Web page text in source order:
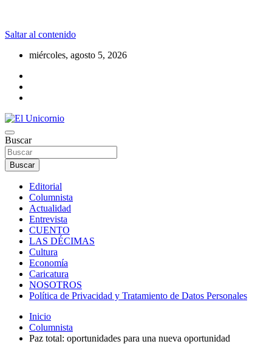
Saltar al contenido
miércoles, agosto 5, 2026
El Unicornio
La realidad supera la fantasía
Buscar
Buscar
Editorial
Columnista
Actualidad
Entrevista
CUENTO
LAS DÉCIMAS
Cultura
Economía
Caricatura
NOSOTROS
Política de Privacidad y Tratamiento de Datos Personales
Inicio
Columnista
Paz total: oportunidades para una nueva oportunidad